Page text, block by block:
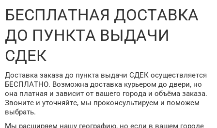
БЕСПЛАТНАЯ ДОСТАВКА
ДО ПУНКТА ВЫДАЧИ
СДЕК
Доставка заказа до пункта выдачи СДЕК осуществляется
БЕСПЛАТНО. Возможна доставка курьером до двери, но
она платная и зависит от вашего города и объёма заказа.
Звоните и уточняйте, мы проконсультируем и поможем
выбрать.
Мы расширяем нашу географию, но если в вашем городе